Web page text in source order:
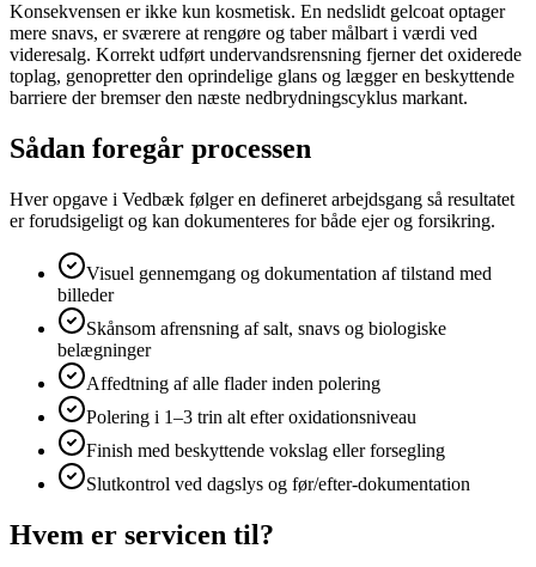
Konsekvensen er ikke kun kosmetisk. En nedslidt gelcoat optager
mere snavs, er sværere at rengøre og taber målbart i værdi ved
videresalg. Korrekt udført undervandsrensning fjerner det oxiderede
toplag, genopretter den oprindelige glans og lægger en beskyttende
barriere der bremser den næste nedbrydningscyklus markant.
Sådan foregår processen
Hver opgave i Vedbæk følger en defineret arbejdsgang så resultatet
er forudsigeligt og kan dokumenteres for både ejer og forsikring.
Visuel gennemgang og dokumentation af tilstand med
billeder
Skånsom afrensning af salt, snavs og biologiske
belægninger
Affedtning af alle flader inden polering
Polering i 1–3 trin alt efter oxidationsniveau
Finish med beskyttende vokslag eller forsegling
Slutkontrol ved dagslys og før/efter-dokumentation
Hvem er servicen til?